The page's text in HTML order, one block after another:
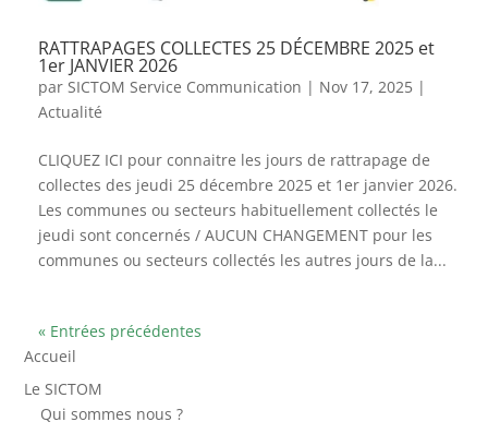
RATTRAPAGES COLLECTES 25 DÉCEMBRE 2025 et
1er JANVIER 2026
par SICTOM Service Communication | Nov 17, 2025|
Actualité
CLIQUEZ ICI pour connaitre les jours de rattrapage de
collectes des jeudi 25 décembre 2025 et 1er janvier 2026.
Les communes ou secteurs habituellement collectés le
jeudi sont concernés / AUCUN CHANGEMENT pour les
communes ou secteurs collectés les autres jours de la...
« Entrées précédentes
Accueil
Le SICTOM
Qui sommes nous ?